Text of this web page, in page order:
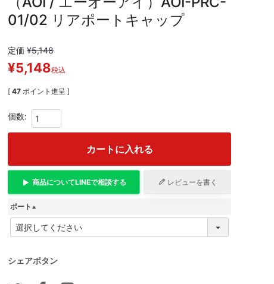
01/02 リアポートキャップ
定価 ¥5,148
¥5,148税込
[ 47 ポイント進呈 ]
カートに入れる
商品についてLINEで相談する レビューを書く
ポート
必
)
シェアボタン